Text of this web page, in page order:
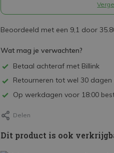
Beoordeeld met een 9,1 door
Wat mag je verwachten?
Betaal achteraf met Billink
Retourneren tot wel 30 dagen
Op werkdagen voor 18:00
Delen
Dit product is ook